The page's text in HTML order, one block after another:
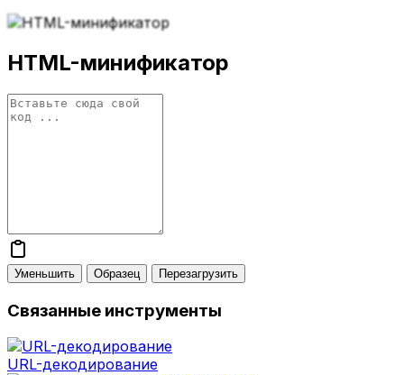
HTML-минификатор
Уменьшить Образец Перезагрузить
Связанные инструменты
URL-декодирование